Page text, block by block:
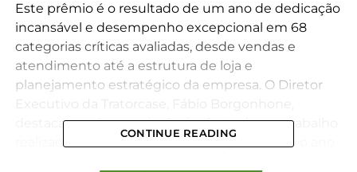
Este prêmio é o resultado de um ano de dedicação
incansável e desempenho excepcional em 68
categorias críticas avaliadas, desde vendas e
atendimento até a estrutura de loja e
planejamento estratégico da empresa. O Diretor
destaca que “a premiação é o fruto de um trabalho
realizado minuciosamente ao longo de todo o ano
CONTINUE READING